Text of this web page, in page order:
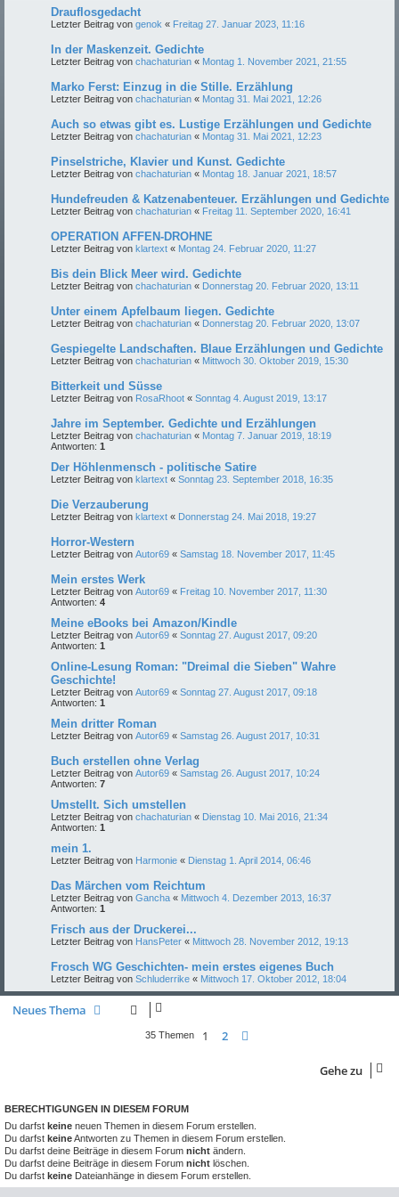
Drauflosgedacht
Letzter Beitrag von genok « Freitag 27. Januar 2023, 11:16
In der Maskenzeit. Gedichte
Letzter Beitrag von chachaturian « Montag 1. November 2021, 21:55
Marko Ferst: Einzug in die Stille. Erzählung
Letzter Beitrag von chachaturian « Montag 31. Mai 2021, 12:26
Auch so etwas gibt es. Lustige Erzählungen und Gedichte
Letzter Beitrag von chachaturian « Montag 31. Mai 2021, 12:23
Pinselstriche, Klavier und Kunst. Gedichte
Letzter Beitrag von chachaturian « Montag 18. Januar 2021, 18:57
Hundefreuden & Katzenabenteuer. Erzählungen und Gedichte
Letzter Beitrag von chachaturian « Freitag 11. September 2020, 16:41
OPERATION AFFEN-DROHNE
Letzter Beitrag von klartext « Montag 24. Februar 2020, 11:27
Bis dein Blick Meer wird. Gedichte
Letzter Beitrag von chachaturian « Donnerstag 20. Februar 2020, 13:11
Unter einem Apfelbaum liegen. Gedichte
Letzter Beitrag von chachaturian « Donnerstag 20. Februar 2020, 13:07
Gespiegelte Landschaften. Blaue Erzählungen und Gedichte
Letzter Beitrag von chachaturian « Mittwoch 30. Oktober 2019, 15:30
Bitterkeit und Süsse
Letzter Beitrag von RosaRhoot « Sonntag 4. August 2019, 13:17
Jahre im September. Gedichte und Erzählungen
Letzter Beitrag von chachaturian « Montag 7. Januar 2019, 18:19
Antworten: 1
Der Höhlenmensch - politische Satire
Letzter Beitrag von klartext « Sonntag 23. September 2018, 16:35
Die Verzauberung
Letzter Beitrag von klartext « Donnerstag 24. Mai 2018, 19:27
Horror-Western
Letzter Beitrag von Autor69 « Samstag 18. November 2017, 11:45
Mein erstes Werk
Letzter Beitrag von Autor69 « Freitag 10. November 2017, 11:30
Antworten: 4
Meine eBooks bei Amazon/Kindle
Letzter Beitrag von Autor69 « Sonntag 27. August 2017, 09:20
Antworten: 1
Online-Lesung Roman: "Dreimal die Sieben" Wahre
Geschichte!
Letzter Beitrag von Autor69 « Sonntag 27. August 2017, 09:18
Antworten: 1
Mein dritter Roman
Letzter Beitrag von Autor69 « Samstag 26. August 2017, 10:31
Buch erstellen ohne Verlag
Letzter Beitrag von Autor69 « Samstag 26. August 2017, 10:24
Antworten: 7
Umstellt. Sich umstellen
Letzter Beitrag von chachaturian « Dienstag 10. Mai 2016, 21:34
Antworten: 1
mein 1.
Letzter Beitrag von Harmonie « Dienstag 1. April 2014, 06:46
Das Märchen vom Reichtum
Letzter Beitrag von Gancha « Mittwoch 4. Dezember 2013, 16:37
Antworten: 1
Frisch aus der Druckerei...
Letzter Beitrag von HansPeter « Mittwoch 28. November 2012, 19:13
Frosch WG Geschichten- mein erstes eigenes Buch
Letzter Beitrag von Schluderrike « Mittwoch 17. Oktober 2012, 18:04
Neues Thema
35 Themen 1 2
Gehe zu
BERECHTIGUNGEN IN DIESEM FORUM
Du darfst keine neuen Themen in diesem Forum erstellen.
Du darfst keineAntworten zu Themen in diesem Forum erstellen.
Du darfst deine Beiträge in diesem Forum nicht ändern.
Du darfst deine Beiträge in diesem Forum nicht löschen.
Du darfst keine Dateianhänge in diesem Forum erstellen.